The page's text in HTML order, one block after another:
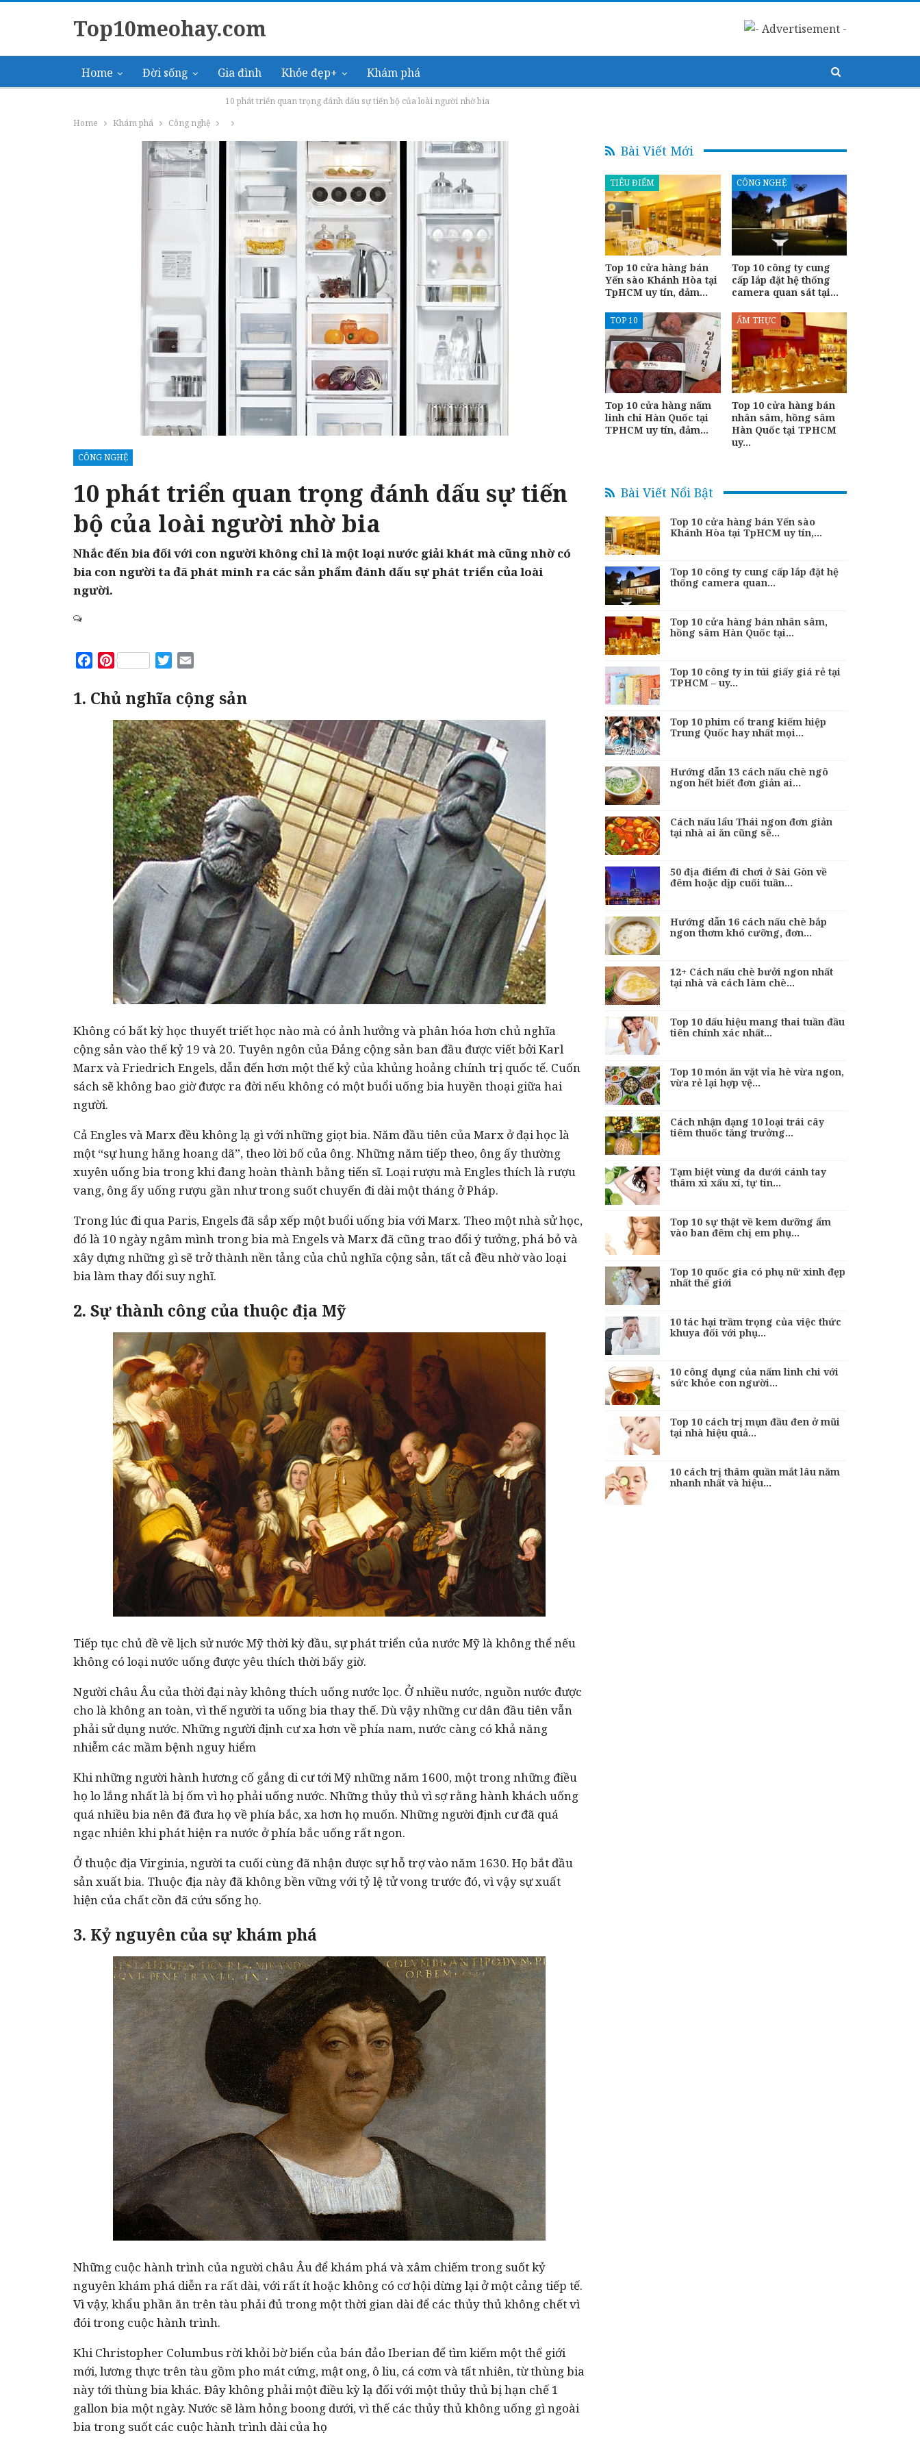
Top10meohay.com
Home Đời sống Gia đình Khỏe đẹp+ Khám phá
Home Khám phá Công nghệ
10 phát triển quan trọng đánh dấu sự tiến bộ của loài người nhờ bia
CÔNG NGHỆ
10 phát triển quan trọng đánh dấu sự tiến
bộ của loài người nhờ bia
Nhắc đến bia đối với con người không chỉ là một loại nước giải khát mà cũng nhờ có
bia con người ta đã phát minh ra các sản phẩm đánh dấu sự phát triển của loài
người.
FacebookPinterest Twitter
1. Chủ nghĩa cộng sản
Không có bất kỳ học thuyết triết học nào mà có ảnh hưởng và phân hóa hơn chủ nghĩa
cộng sản vào thế kỷ 19 và 20. Tuyên ngôn của Đảng cộng sản ban đầu được viết bởi Karl
Marx và Friedrich Engels, dẫn đến hơn một thế kỷ của khủng hoảng chính trị quốc tế. Cuốn
sách sẽ không bao giờ được ra đời nếu không có một buổi uống bia huyền thoại giữa hai
người.
Cả Engles và Marx đều không lạ gì với những giọt bia. Năm đầu tiên của Marx ở đại học là
một “sự hung hăng hoang dã”, theo lời bố của ông. Những năm tiếp theo, ông ấy thường
xuyên uống bia trong khi đang hoàn thành bằng tiến sĩ. Loại rượu mà Engles thích là rượu
vang, ông ấy uống rượu gần như trong suốt chuyến đi dài một tháng ở Pháp.
Trong lúc đi qua Paris, Engels đã sắp xếp một buổi uống bia với Marx. Theo một nhà sử học,
đó là 10 ngày ngâm mình trong bia mà Engels và Marx đã cũng trao đổi ý tưởng, phá bỏ và
xây dựng những gì sẽ trở thành nền tảng của chủ nghĩa cộng sản, tất cả đều nhờ vào loại
bia làm thay đổi suy nghĩ.
2. Sự thành công của thuộc địa Mỹ
Tiếp tục chủ đề về lịch sử nước Mỹ thời kỳ đầu, sự phát triển của nước Mỹ là không thể nếu
không có loại nước uống được yêu thích thời bấy giờ.
Người châu Âu của thời đại này không thích uống nước lọc. Ở nhiều nước, nguồn nước được
cho là không an toàn, vì thế người ta uống bia thay thế. Dù vậy những cư dân đầu tiên vẫn
phải sử dụng nước. Những người định cư xa hơn về phía nam, nước càng có khả năng
nhiễm các mầm bệnh nguy hiểm
Khi những người hành hương cố gắng di cư tới Mỹ những năm 1600, một trong những điều
họ lo lắng nhất là bị ốm vì họ phải uống nước. Những thủy thủ vì sợ rằng hành khách uống
quá nhiều bia nên đã đưa họ về phía bắc, xa hơn họ muốn. Những người định cư đã quá
ngạc nhiên khi phát hiện ra nước ở phía bắc uống rất ngon.
Ở thuộc địa Virginia, người ta cuối cùng đã nhận được sự hỗ trợ vào năm 1630. Họ bắt đầu
sản xuất bia. Thuộc địa này đã không bền vững với tỷ lệ tử vong trước đó, vì vậy sự xuất
hiện của chất cồn đã cứu sống họ.
3. Kỷ nguyên của sự khám phá
Những cuộc hành trình của người châu Âu để khám phá và xâm chiếm trong suốt kỷ
nguyên khám phá diễn ra rất dài, với rất ít hoặc không có cơ hội dừng lại ở một cảng tiếp tế.
Vì vậy, khẩu phần ăn trên tàu phải đủ trong một thời gian dài để các thủy thủ không chết vì
đói trong cuộc hành trình.
Khi Christopher Columbus rời khỏi bờ biển của bán đảo Iberian để tìm kiếm một thế giới
mới, lương thực trên tàu gồm pho mát cứng, mật ong, ô liu, cá cơm và tất nhiên, từ thùng bia
này tới thùng bia khác. Đây không phải một điều kỳ lạ đối với một thủy thủ bị hạn chế 1
gallon bia một ngày. Nước sẽ làm hỏng boong dưới, vì thế các thủy thủ không uống gì ngoài
bia trong suốt các cuộc hành trình dài của họ
Bài Viết Mới
TIÊU ĐIỂM
Top 10 cửa hàng bán
Yến sào Khánh Hòa tại
TpHCM uy tín, đảm…
CÔNG NGHỆ
Top 10 công ty cung
cấp lắp đặt hệ thống
camera quan sát tại…
TOP 10
Top 10 cửa hàng nấm
linh chi Hàn Quốc tại
TPHCM uy tín, đảm…
ẨM THỰC
Top 10 cửa hàng bán
nhân sâm, hồng sâm
Hàn Quốc tại TPHCM
uy…
Bài Viết Nổi Bật
Top 10 cửa hàng bán Yến sào
Khánh Hòa tại TpHCM uy tín,…
Top 10 công ty cung cấp lắp đặt hệ
thống camera quan…
Top 10 cửa hàng bán nhân sâm,
hồng sâm Hàn Quốc tại…
Top 10 công ty in túi giấy giá rẻ tại
TPHCM – uy…
Top 10 phim cổ trang kiếm hiệp
Trung Quốc hay nhất mọi…
Hướng dẫn 13 cách nấu chè ngô
ngon hết biết đơn giản ai…
Cách nấu lẩu Thái ngon đơn giản
tại nhà ai ăn cũng sẽ…
50 địa điểm đi chơi ở Sài Gòn về
đêm hoặc dịp cuối tuần…
Hướng dẫn 16 cách nấu chè bắp
ngon thơm khó cưỡng, đơn…
12+ Cách nấu chè bưởi ngon nhất
tại nhà và cách làm chè…
Top 10 dấu hiệu mang thai tuần đầu
tiên chính xác nhất…
Top 10 món ăn vặt vỉa hè vừa ngon,
vừa rẻ lại hợp vệ…
Cách nhận dạng 10 loại trái cây
tiêm thuốc tăng trưởng…
Tạm biệt vùng da dưới cánh tay
thâm xì xấu xí, tự tin…
Top 10 sự thật về kem dưỡng ẩm
vào ban đêm chị em phụ…
Top 10 quốc gia có phụ nữ xinh đẹp
nhất thế giới
10 tác hại trầm trọng của việc thức
khuya đối với phụ…
10 công dụng của nấm linh chi với
sức khỏe con người…
Top 10 cách trị mụn đầu đen ở mũi
tại nhà hiệu quả…
10 cách trị thâm quần mắt lâu năm
nhanh nhất và hiệu…